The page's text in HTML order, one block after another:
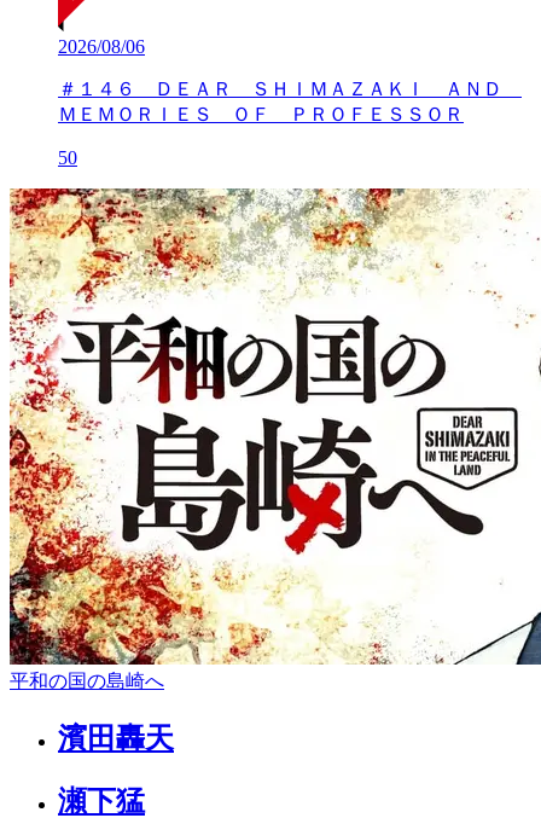
2026/08/06
＃１４６ ＤＥＡＲ ＳＨＩＭＡＺＡＫＩ ＡＮＤ
ＭＥＭＯＲＩＥＳ ＯＦ ＰＲＯＦＥＳＳＯＲ
50
平和の国の島崎へ
濱田轟天
瀬下猛